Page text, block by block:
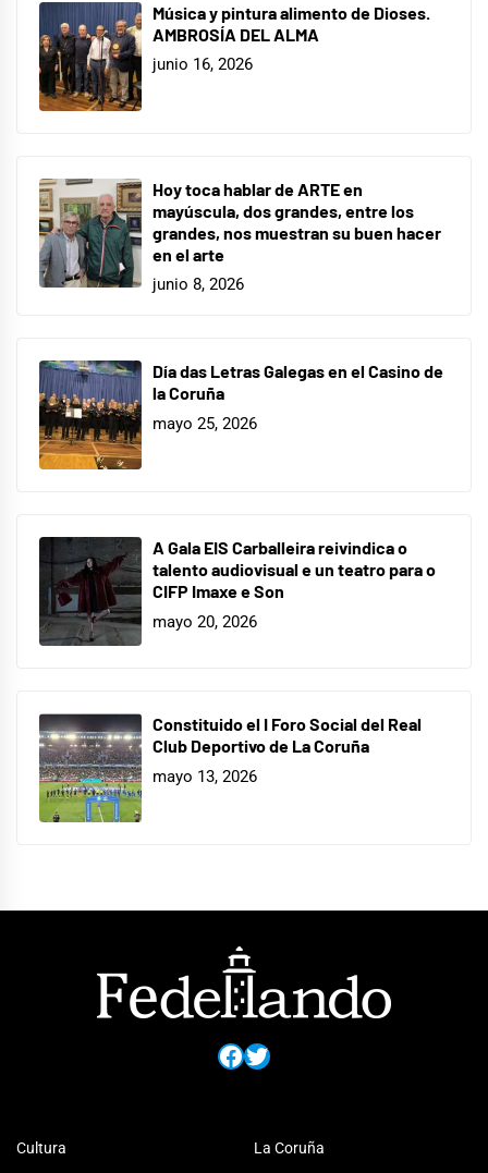
Música y pintura alimento de Dioses.
AMBROSÍA DEL ALMA
junio 16, 2026
Hoy toca hablar de ARTE en
mayúscula, dos grandes, entre los
grandes, nos muestran su buen hacer
en el arte
junio 8, 2026
Día das Letras Galegas en el Casino de
la Coruña
mayo 25, 2026
A Gala EIS Carballeira reivindica o
talento audiovisual e un teatro para o
CIFP Imaxe e Son
mayo 20, 2026
Constituido el I Foro Social del Real
Club Deportivo de La Coruña
mayo 13, 2026
Facebook
Twitter
Cultura
La Coruña